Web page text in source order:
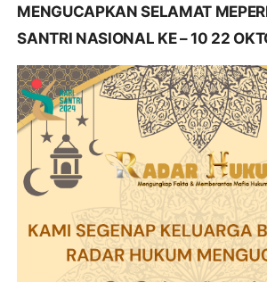
MENGUCAPKAN SELAMAT
SANTRI NASIONAL KE – 10 22